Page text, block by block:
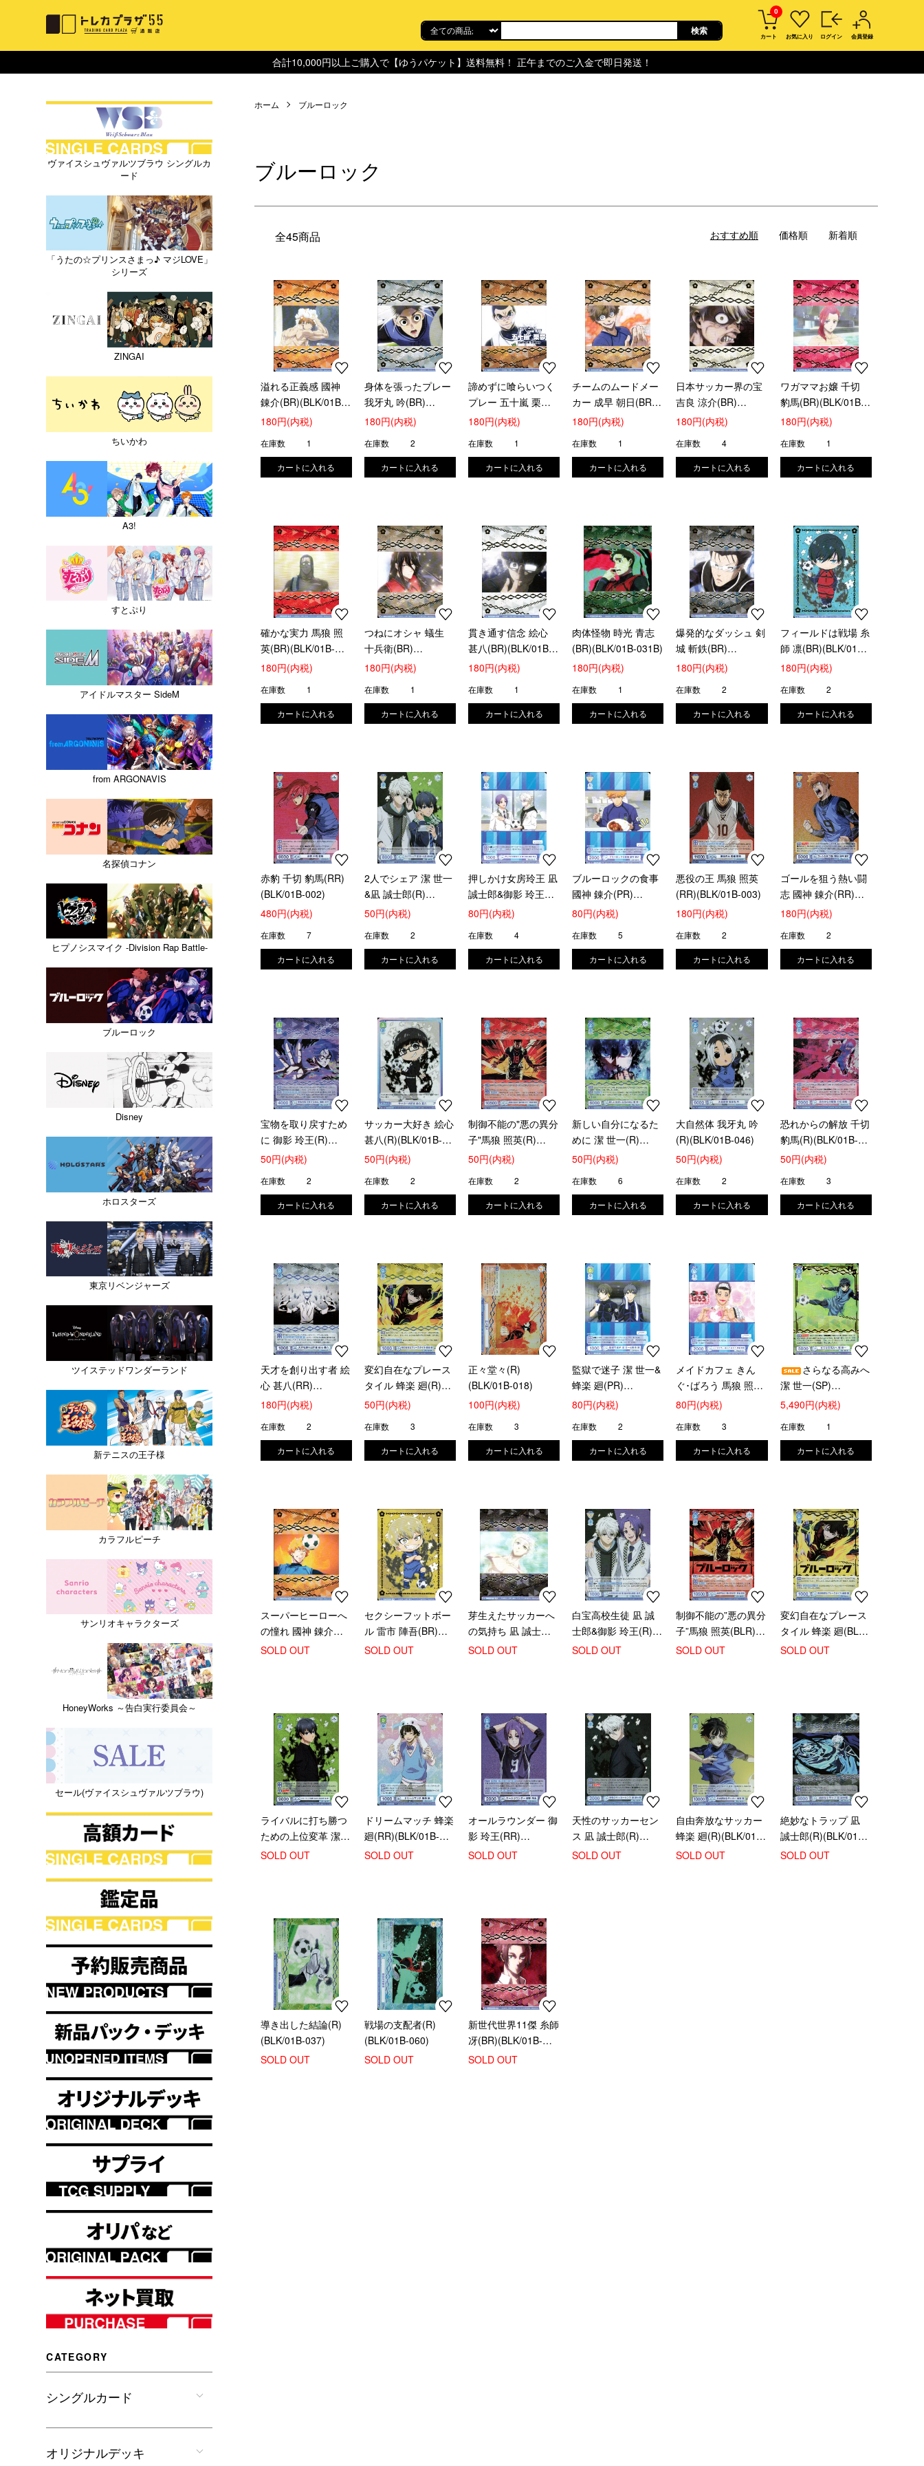
0
カート お気に入り ログイン 会員登録
合計10,000円以上ご購入で【ゆうパケット】送料無料！ 正午までのご入金で即日発送！
ホーム ブルーロック
ブルーロック
全45商品 おすすめ順 価格順 新着順
溢れる正義感 國神
錬介(BR)(BLK/01B-
050B)
180円(内税)
在庫数 1
身体を張ったプレー
我牙丸 吟(BR)
(BLK/01B-051B)
180円(内税)
在庫数 2
諦めずに喰らいつく
プレー 五十嵐 栗夢
(BR)(BLK/01B-053B)
180円(内税)
在庫数 1
チームのムードメー
カー 成早 朝日(BR)
(BLK/01B-057B)
180円(内税)
在庫数 1
日本サッカー界の宝
吉良 涼介(BR)
(BLK/01B-052B)
180円(内税)
在庫数 4
ワガママお嬢 千切
豹馬(BR)(BLK/01B-
056B)
180円(内税)
在庫数 1
確かな実力 馬狼 照
英(BR)(BLK/01B-
017B)
180円(内税)
在庫数 1
つねにオシャ 蟻生
十兵衛(BR)
(BLK/01B-030B)
180円(内税)
在庫数 1
貫き通す信念 絵心
甚八(BR)(BLK/01B-
027B)
180円(内税)
在庫数 1
肉体怪物 時光 青志
(BR)(BLK/01B-031B)
180円(内税)
在庫数 1
爆発的なダッシュ 剣
城 斬鉄(BR)
(BLK/01B-028B)
180円(内税)
在庫数 2
フィールドは戦場 糸
師 凛(BR)(BLK/01B-
034B)
180円(内税)
在庫数 2
赤豹 千切 豹馬(RR)
(BLK/01B-002)
480円(内税)
在庫数 7
2人でシェア 潔 世一
&凪 誠士郎(R)
(BLK/01B-008)
50円(内税)
在庫数 2
押しかけ女房玲王 凪
誠士郎&御影 玲王
(PR)(BLK/PR-002)
80円(内税)
在庫数 4
ブルーロックの食事
國神 錬介(PR)
(BLK/PR-003)
80円(内税)
在庫数 5
悪役の王 馬狼 照英
(RR)(BLK/01B-003)
180円(内税)
在庫数 2
ゴールを狙う熱い闘
志 國神 錬介(RR)
(BLK/01B-001)
180円(内税)
在庫数 2
宝物を取り戻すため
に 御影 玲王(R)
(BLK/01B-024)
50円(内税)
在庫数 2
サッカー大好き 絵心
甚八(R)(BLK/01B-
036)
50円(内税)
在庫数 2
制御不能の"悪の異分
子"馬狼 照英(R)
(BLK/01B-047)
50円(内税)
在庫数 2
新しい自分になるた
めに 潔 世一(R)
(BLK/01B-045)
50円(内税)
在庫数 6
大自然体 我牙丸 吟
(R)(BLK/01B-046)
50円(内税)
在庫数 2
恐れからの解放 千切
豹馬(R)(BLK/01B-
044)
50円(内税)
在庫数 3
天才を創り出す者 絵
心 甚八(RR)
(BLK/01B-039)
180円(内税)
在庫数 2
変幻自在なプレース
タイル 蜂楽 廻(R)
(BLK/01B-043)
50円(内税)
在庫数 3
正々堂々(R)
(BLK/01B-018)
100円(内税)
在庫数 3
監獄で迷子 潔 世一&
蜂楽 廻(PR)
(BLK/PR-004)
80円(内税)
在庫数 2
メイドカフェ きん
ぐ･ばろう 馬狼 照英
(PR)(BLK/PR-005)
80円(内税)
在庫数 3
さらなる高みへ
潔 世一(SP)
(BLK/01S-007SP)
5,490円(内税)
在庫数 1
スーパーヒーローへ
の憧れ 國神 錬介
(BR)(BLK/01S-013B)
SOLD OUT
セクシーフットボー
ル 雷市 陣吾(BR)
(BLK/01B-058B)
SOLD OUT
芽生えたサッカーへ
の気持ち 凪 誠士郎
(BR)(BLK/01B-032B)
SOLD OUT
白宝高校生徒 凪 誠
士郎&御影 玲王(R)
(BLK/01B-004)
SOLD OUT
制御不能の”悪の異分
子”馬狼 照英(BLR)
(BLK/01B-047BLR)
SOLD OUT
変幻自在なプレース
タイル 蜂楽 廻(BLR)
(BLK/01B-043BLR)
SOLD OUT
ライバルに打ち勝つ
ための上位変革 潔
世一(RR)(BLK/01B-
SOLD OUT
ドリームマッチ 蜂楽
廻(RR)(BLK/01B-
020)
SOLD OUT
オールラウンダー 御
影 玲王(RR)
(BLK/01B-040)
SOLD OUT
天性のサッカーセン
ス 凪 誠士郎(R)
(BLK/01B-005)
SOLD OUT
自由奔放なサッカー
蜂楽 廻(R)(BLK/01B-
026)
SOLD OUT
絶妙なトラップ 凪
誠士郎(R)(BLK/01B-
025)
SOLD OUT
導き出した結論(R)
(BLK/01B-037)
SOLD OUT
戦場の支配者(R)
(BLK/01B-060)
SOLD OUT
新世代世界11傑 糸師
冴(BR)(BLK/01B-
015B)
SOLD OUT
ヴァイスシュヴァルツブラウ シングルカ
ード
「うたの☆プリンスさまっ♪ マジLOVE」
シリーズ
ZINGAI
ちいかわ
A3!
すとぷり
アイドルマスター SideM
from ARGONAVIS
名探偵コナン
ヒプノシスマイク -Division Rap Battle-
ブルーロック
Disney
ホロスターズ
東京リベンジャーズ
ツイステッドワンダーランド
新テニスの王子様
カラフルピーチ
サンリオキャラクターズ
HoneyWorks ～告白実行委員会～
セール(ヴァイスシュヴァルツブラウ)
CATEGORY
シングルカード
オリジナルデッキ